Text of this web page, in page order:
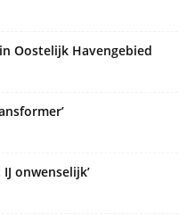
Oostelijk Havengebied
onwenselijk’